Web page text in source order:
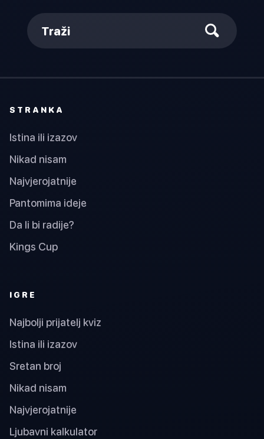
Traži
STRANKA
Istina ili izazov
Nikad nisam
Najvjerojatnije
Pantomima ideje
Da li bi radije?
Kings Cup
IGRE
Najbolji prijatelj kviz
Istina ili izazov
Sretan broj
Nikad nisam
Najvjerojatnije
Ljubavni kalkulator